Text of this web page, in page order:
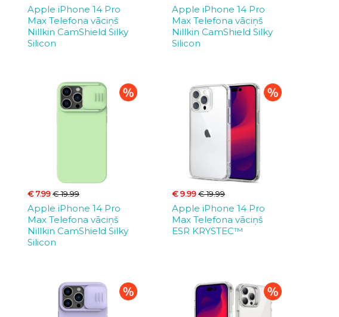
Apple iPhone 14 Pro
Max Telefona vāciņš
Nillkin CamShield Silky
Silicon
Apple iPhone 14 Pro
Max Telefona vāciņš
Nillkin CamShield Silky
Silicon
€ 7.99€ 19.99
Apple iPhone 14 Pro
Max Telefona vāciņš
Nillkin CamShield Silky
Silicon
€ 9.99€ 19.99
Apple iPhone 14 Pro
Max Telefona vāciņš
ESR KRYSTEC™